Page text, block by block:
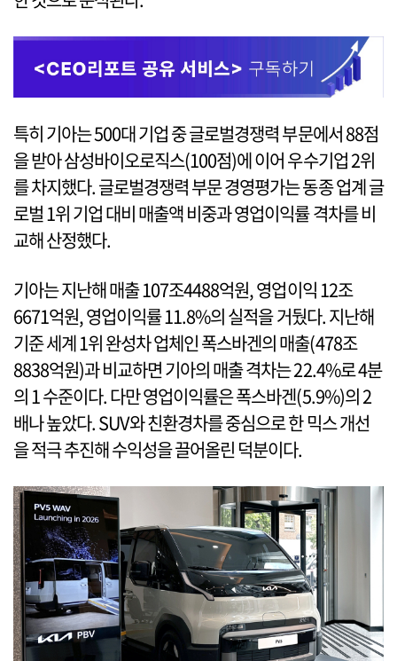
특히 기아는 500대 기업 중 글로벌경쟁력 부문에서 88점
을 받아 삼성바이오로직스(100점)에 이어 우수기업 2위
를 차지했다. 글로벌경쟁력 부문 경영평가는 동종 업계 글
로벌 1위 기업 대비 매출액 비중과 영업이익률 격차를 비
교해 산정했다.
기아는 지난해 매출 107조4488억원, 영업이익 12조
6671억원, 영업이익률 11.8%의 실적을 거뒀다. 지난해
기준 세계 1위 완성차 업체인 폭스바겐의 매출(478조
8838억원)과 비교하면 기아의 매출 격차는 22.4%로 4분
의 1 수준이다. 다만 영업이익률은 폭스바겐(5.9%)의 2
배나 높았다. SUV와 친환경차를 중심으로 한 믹스 개선
을 적극 추진해 수익성을 끌어올린 덕분이다.